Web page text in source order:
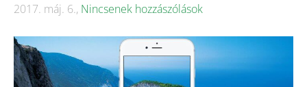
2017. máj. 6., Nincsenek hozzászólások